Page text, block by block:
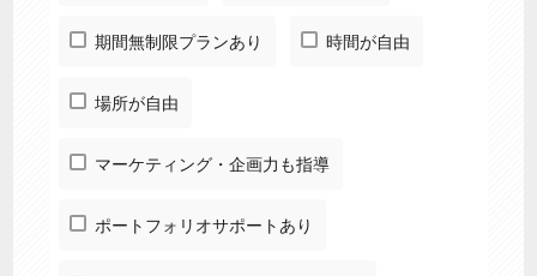
期間無制限プランあり 時間が自由
場所が自由
マーケティング・企画力も指導
ポートフォリオサポートあり